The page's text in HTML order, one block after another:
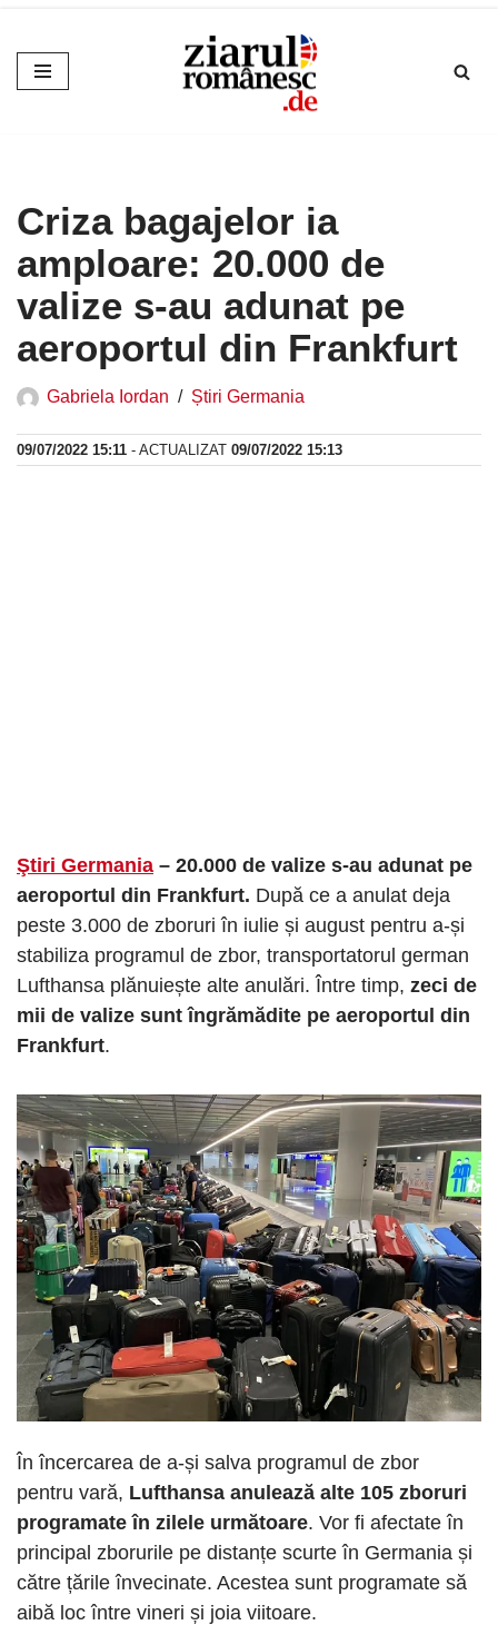
Sari
la
Criza bagajelor ia
amploare: 20.000 de
valize s-au adunat pe
aeroportul din Frankfurt
Gabriela Iordan Știri Germania
09/07/2022 15:11 - ACTUALIZAT 09/07/2022 15:13
Ştiri Germania – 20.000 de valize s-au adunat pe
aeroportul din Frankfurt. După ce a anulat deja
peste 3.000 de zboruri în iulie și august pentru a-și
stabiliza programul de zbor, transportatorul german
Lufthansa plănuiește alte anulări. Între timp, zeci de
mii de valize sunt îngrămădite pe aeroportul din
Frankfurt.
În încercarea de a-și salva programul de zbor
pentru vară, Lufthansa anulează alte 105 zboruri
programate în zilele următoare. Vor fi afectate în
principal zborurile pe distanțe scurte în Germania și
către țările învecinate. Acestea sunt programate să
aibă loc între vineri și joia viitoare.